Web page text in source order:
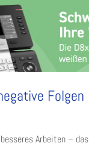
Folgen
Arbeiten – das